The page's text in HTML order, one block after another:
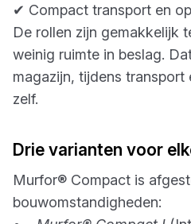
✔ Compact transport en
De rollen zijn gemakkelijk
weinig ruimte in beslag.
magazijn, tijdens transport
zelf.
Drie varianten voor
Murfor® Compact is
bouwomstandigheden: